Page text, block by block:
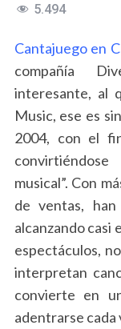
5.494
Cantajuego en
compañía
interesante, al
Music, ese es
2004, con el
musical”. Con
de ventas,
alcanzando casi
espectáculos,
interpretan
convierte en
adentrarse cada